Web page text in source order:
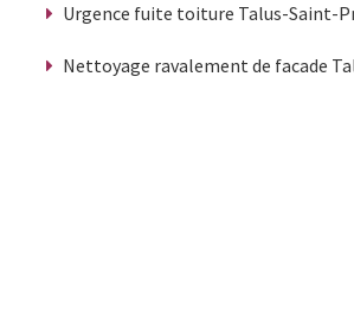
Urgence fuite toiture Talus-Saint-
Nettoyage ravalement de facade